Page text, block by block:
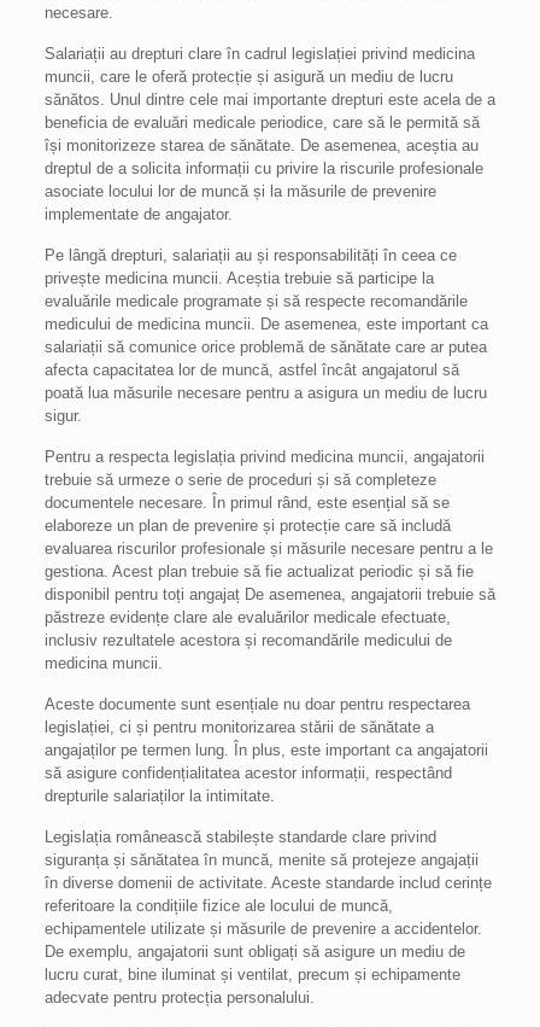
necesare.
Salariații au drepturi clare în cadrul legislației privind medicina
muncii, care le oferă protecție și asigură un mediu de lucru
sănătos. Unul dintre cele mai importante drepturi este acela de a
beneficia de evaluări medicale periodice, care să le permită să
își monitorizeze starea de sănătate. De asemenea, aceștia au
dreptul de a solicita informații cu privire la riscurile profesionale
asociate locului lor de muncă și la măsurile de prevenire
implementate de angajator.
Pe lângă drepturi, salariații au și responsabilități în ceea ce
privește medicina muncii. Aceștia trebuie să participe la
evaluările medicale programate și să respecte recomandările
medicului de medicina muncii. De asemenea, este important ca
salariații să comunice orice problemă de sănătate care ar putea
afecta capacitatea lor de muncă, astfel încât angajatorul să
poată lua măsurile necesare pentru a asigura un mediu de lucru
sigur.
Pentru a respecta legislația privind medicina muncii, angajatorii
trebuie să urmeze o serie de proceduri și să completeze
documentele necesare. În primul rând, este esențial să se
elaboreze un plan de prevenire și protecție care să includă
evaluarea riscurilor profesionale și măsurile necesare pentru a le
gestiona. Acest plan trebuie să fie actualizat periodic și să fie
disponibil pentru toți angajaț De asemenea, angajatorii trebuie să
păstreze evidențe clare ale evaluărilor medicale efectuate,
inclusiv rezultatele acestora și recomandările medicului de
medicina muncii.
Aceste documente sunt esențiale nu doar pentru respectarea
legislației, ci și pentru monitorizarea stării de sănătate a
angajaților pe termen lung. În plus, este important ca angajatorii
să asigure confidențialitatea acestor informații, respectând
drepturile salariaților la intimitate.
Legislația românească stabilește standarde clare privind
siguranța și sănătatea în muncă, menite să protejeze angajații
în diverse domenii de activitate. Aceste standarde includ cerințe
referitoare la condițiile fizice ale locului de muncă,
echipamentele utilizate și măsurile de prevenire a accidentelor.
De exemplu, angajatorii sunt obligați să asigure un mediu de
lucru curat, bine iluminat și ventilat, precum și echipamente
adecvate pentru protecția personalului.